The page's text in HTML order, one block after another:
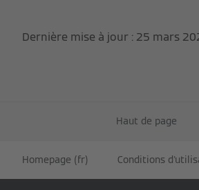
Dernière mise à jour : 25 mars
Haut de page
Homepage (fr) Conditions